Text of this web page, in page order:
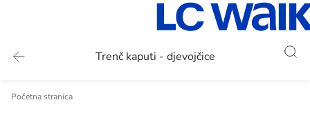
Trenč kaputi - djevojčice
Početna stranica